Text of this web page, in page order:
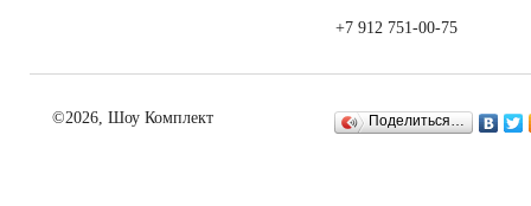
+7 912 751-00-75
©2026, Шоу Комплект Поделиться…